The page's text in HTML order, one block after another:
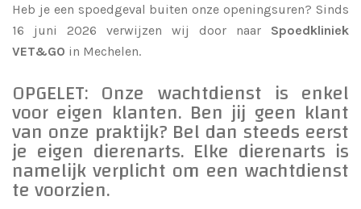
Heb je een spoedgeval buiten onze openingsuren? Sinds
16 juni 2026 verwijzen wij door naar Spoedkliniek
VET&GO in Mechelen.
OPGELET: Onze wachtdienst is enkel
voor eigen klanten. Ben jij geen klant
van onze praktijk? Bel dan steeds eerst
je eigen dierenarts. Elke dierenarts is
namelijk verplicht om een wachtdienst
te voorzien.